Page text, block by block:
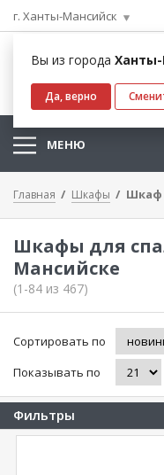
г. Ханты-Мансийск
Вы из города
Да, верно
МЕНЮ
Главная Шкафы Шкаф
Шкафы для
Мансийске
(1-84 из 467)
Сортировать по
Показывать по
Фильтры